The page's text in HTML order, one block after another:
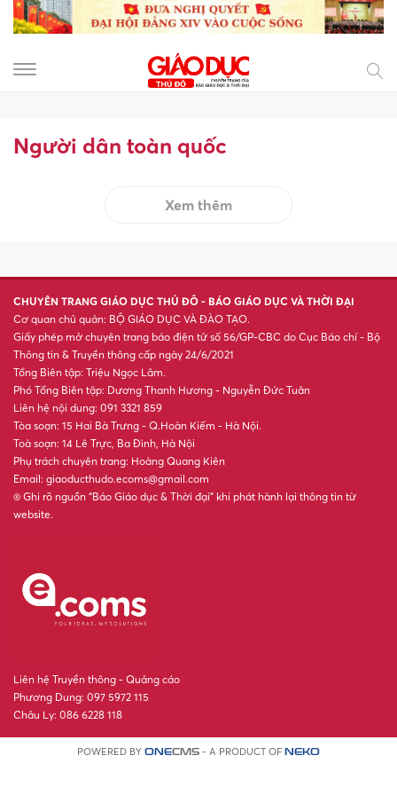
Người dân toàn quốc
Xem thêm
CHUYÊN TRANG GIÁO DỤC THỦ ĐÔ - BÁO GIÁO DỤC VÀ THỜI ĐẠI
Cơ quan chủ quản: BỘ GIÁO DỤC VÀ ĐÀO TẠO.
Giấy phép mở chuyên trang báo điện tử số 56/GP-CBC do Cục Báo chí - Bộ
Thông tin & Truyền thông cấp ngày 24/6/2021
Tổng Biên tập: Triệu Ngọc Lâm.
Phó Tổng Biên tập: Dương Thanh Hương - Nguyễn Đức Tuân
Liên hệ nội dung: 091 3321 859
Tòa soạn: 15 Hai Bà Trưng - Q.Hoàn Kiếm - Hà Nội.
Toà soạn: 14 Lê Trực, Ba Đình, Hà Nội
Phụ trách chuyên trang: Hoàng Quang Kiên
Email: giaoducthudo.ecoms@gmail.com
® Ghi rõ nguồn “Báo Giáo dục & Thời đại” khi phát hành lại thông tin từ
website.
Liên hệ Truyền thông - Quảng cáo
Phương Dung: 097 5972 115
Châu Ly: 086 6228 118
POWERED BY ONECMS - A PRODUCT OF NEKO